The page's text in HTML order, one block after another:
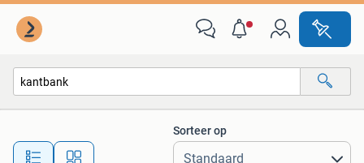
Alle afstanden…
Sorteer op